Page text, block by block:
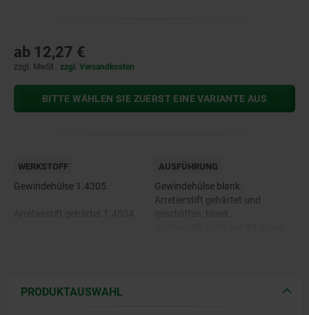
ab 12,27 €
zzgl. MwSt. zzgl. Versandkosten
BITTE WÄHLEN SIE ZUERST EINE VARIANTE AUS
WERKSTOFF
Gewindehülse 1.4305.
AUSFÜHRUNG
Gewindehülse blank.
Arretierstift gehärtet und
PRODUKTAUSWAHL